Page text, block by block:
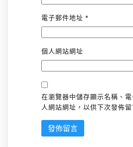
電子郵件地址 *
個人網站網址
在瀏覽器中儲存顯示名稱、
人網站網址，以供下次發佈留